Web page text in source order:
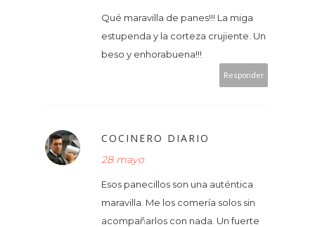
Qué maravilla de panes!!! La miga
estupenda y la corteza crujiente. Un
beso y enhorabuena!!!
Responder
COCINERO DIARIO
28 mayo
Esos panecillos son una auténtica
maravilla. Me los comería solos sin
acompañarlos con nada. Un fuerte